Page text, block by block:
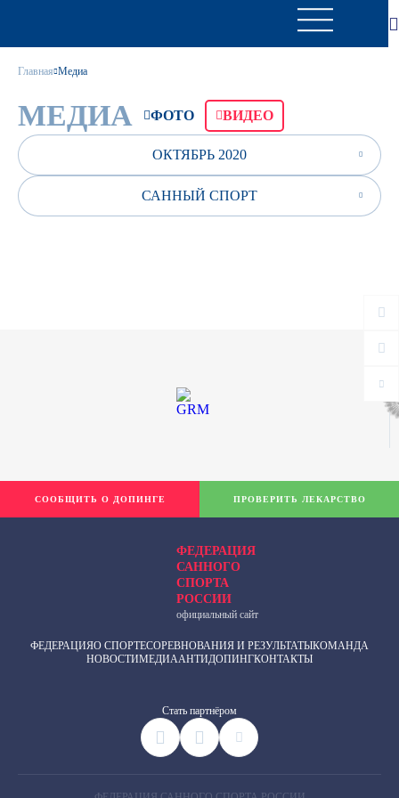
Главная Медиа
МЕДИА ФОТО ВИДЕО
ОКТЯБРЬ 2020
САННЫЙ СПОРТ
ФЕДЕРАЦИЯ
САННОГО
СПОРТА
РОССИИ
официальный сайт
ФЕДЕРАЦИЯО СПОРТЕСОРЕВНОВАНИЯ И РЕЗУЛЬТАТЫКОМАНДА
НОВОСТИМЕДИААНТИДОПИНГКОНТАКТЫ
Cтать партнёром
СООБЩИТЬ О ДОПИНГЕ ПРОВЕРИТЬ ЛЕКАРСТВО